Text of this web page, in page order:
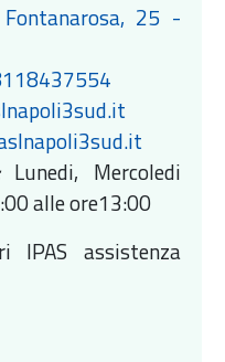
25 -
Lunedi, Mercoledi
alle ore13:00
IPAS assistenza